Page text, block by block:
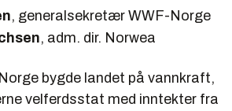
, generalsekretær WWF-Norge
, adm. dir. Norwea
bygde landet på vannkraft,
velferdsstat med inntekter fra